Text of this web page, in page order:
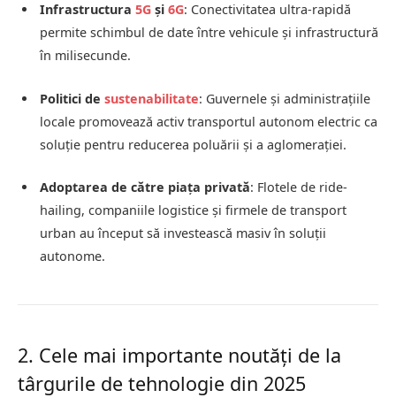
Infrastructura 5G și 6G: Conectivitatea ultra-rapidă
permite schimbul de date între vehicule și infrastructură
în milisecunde.
Politici de sustenabilitate: Guvernele și administrațiile
locale promovează activ transportul autonom electric ca
soluție pentru reducerea poluării și a aglomerației.
Adoptarea de către piața privată: Flotele de ride-
hailing, companiile logistice și firmele de transport
urban au început să investească masiv în soluții
autonome.
2. Cele mai importante noutăți de la
târgurile de tehnologie din 2025